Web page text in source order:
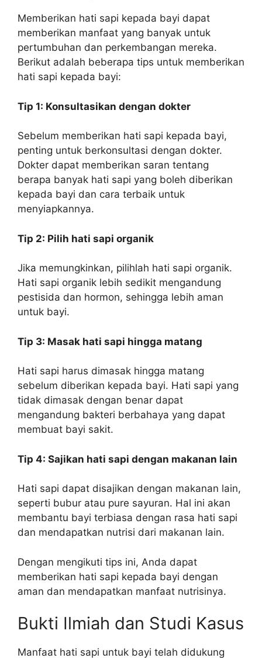
Memberikan hati sapi kepada bayi dapat
memberikan manfaat yang banyak untuk
pertumbuhan dan perkembangan mereka.
Berikut adalah beberapa tips untuk memberikan
hati sapi kepada bayi:
Tip 1: Konsultasikan dengan dokter
Sebelum memberikan hati sapi kepada bayi,
penting untuk berkonsultasi dengan dokter.
Dokter dapat memberikan saran tentang
berapa banyak hati sapi yang boleh diberikan
kepada bayi dan cara terbaik untuk
menyiapkannya.
Tip 2: Pilih hati sapi organik
Jika memungkinkan, pilihlah hati sapi organik.
Hati sapi organik lebih sedikit mengandung
pestisida dan hormon, sehingga lebih aman
untuk bayi.
Tip 3: Masak hati sapi hingga matang
Hati sapi harus dimasak hingga matang
sebelum diberikan kepada bayi. Hati sapi yang
tidak dimasak dengan benar dapat
mengandung bakteri berbahaya yang dapat
membuat bayi sakit.
Tip 4: Sajikan hati sapi dengan makanan lain
Hati sapi dapat disajikan dengan makanan lain,
seperti bubur atau pure sayuran. Hal ini akan
membantu bayi terbiasa dengan rasa hati sapi
dan mendapatkan nutrisi dari makanan lain.
Dengan mengikuti tips ini, Anda dapat
memberikan hati sapi kepada bayi dengan
aman dan mendapatkan manfaat nutrisinya.
Bukti Ilmiah dan Studi Kasus
Manfaat hati sapi untuk bayi telah didukung